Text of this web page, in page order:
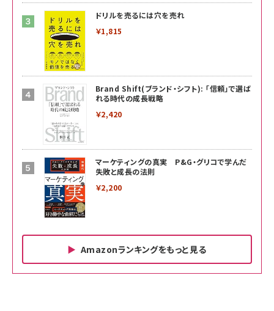
ドリルを売るには穴を売れ
￥1,815
Brand Shift(ブランド・シフト): 「信頼」で選ば
れる時代の成長戦略
￥2,420
マーケティングの真実 P&G・グリコで学んだ
失敗と成長の法則
￥2,200
Amazonランキングをもっと見る